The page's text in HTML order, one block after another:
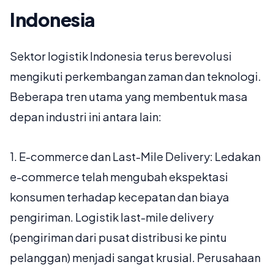
Indonesia
Sektor logistik Indonesia terus berevolusi
mengikuti perkembangan zaman dan teknologi.
Beberapa tren utama yang membentuk masa
depan industri ini antara lain:
1. E-commerce dan Last-Mile Delivery: Ledakan
e-commerce telah mengubah ekspektasi
konsumen terhadap kecepatan dan biaya
pengiriman. Logistiklast-mile delivery
(pengiriman dari pusat distribusi ke pintu
pelanggan) menjadi sangat krusial. Perusahaan